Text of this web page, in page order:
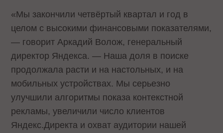
«Мы закончили четвёртый квартал и год в
целом с высокими финансовыми показателями,
— говорит Аркадий Волож, генеральный
директор Яндекса. — Наша доля в поиске
продолжала расти и на настольных, и на
мобильных устройствах. Мы серьезно
улучшили алгоритмы показа контекстной
рекламы, увеличили число клиентов
Яндекс.Директа и охват аудитории нашей